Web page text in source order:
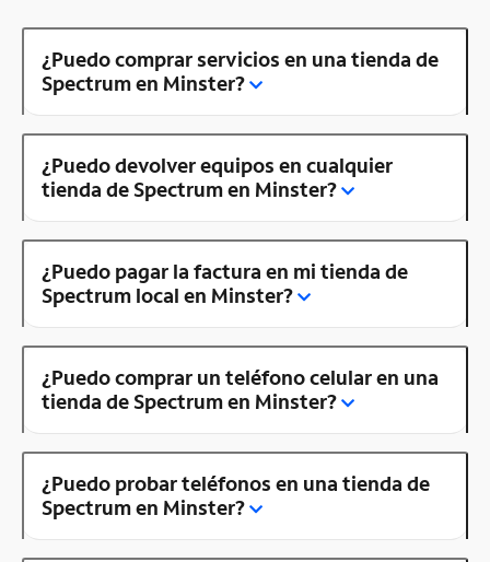
¿Puedo comprar servicios en una tienda de
Spectrum en Minster?
¿Puedo devolver equipos en cualquier
tienda de Spectrum en Minster?
¿Puedo pagar la factura en mi tienda de
Spectrum local en Minster?
¿Puedo comprar un teléfono celular en una
tienda de Spectrum en Minster?
¿Puedo probar teléfonos en una tienda de
Spectrum en Minster?